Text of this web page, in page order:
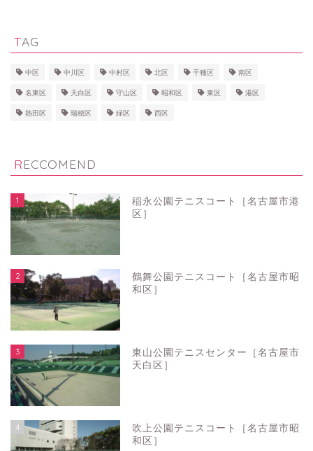
TAG
中区 中川区 中村区 北区 千種区 南区
名東区 天白区 守山区 昭和区 東区 港区
熱田区 瑞穂区 緑区 西区
RECCOMEND
1
稲永公園テニスコート［名古屋市港
区］
2
鶴舞公園テニスコート［名古屋市昭
和区］
3
東山公園テニスセンター［名古屋市
天白区］
4
吹上公園テニスコート［名古屋市昭
和区］